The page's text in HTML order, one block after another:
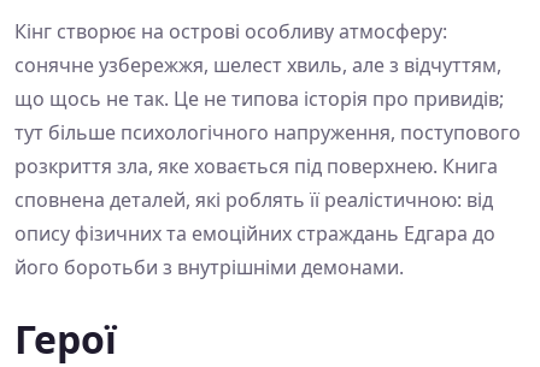
Кінг створює на острові особливу атмосферу:
сонячне узбережжя, шелест хвиль, але з відчуттям,
що щось не так. Це не типова історія про привидів;
тут більше психологічного напруження, поступового
розкриття зла, яке ховається під поверхнею. Книга
сповнена деталей, які роблять її реалістичною: від
опису фізичних та емоційних страждань Едгара до
його боротьби з внутрішніми демонами.
Герої